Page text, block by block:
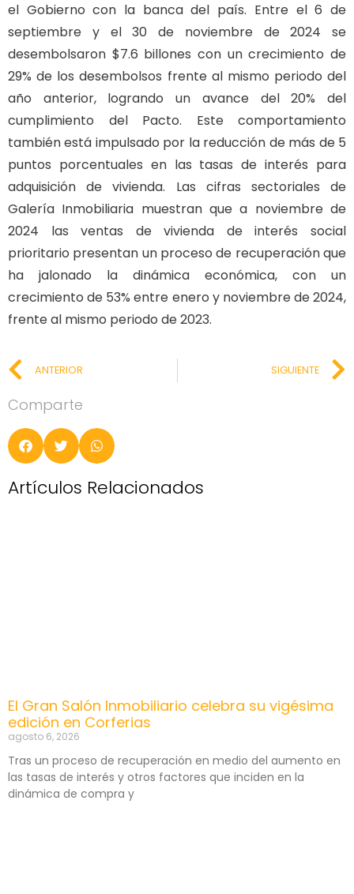
el Gobierno con la banca del país. Entre el 6 de
septiembre y el 30 de noviembre de 2024 se
desembolsaron $7.6 billones con un crecimiento de
29% de los desembolsos frente al mismo periodo del
año anterior, logrando un avance del 20% del
cumplimiento del Pacto. Este comportamiento
también está impulsado por la reducción de más de 5
puntos porcentuales en las tasas de interés para
adquisición de vivienda. Las cifras sectoriales de
Galería Inmobiliaria muestran que a noviembre de
2024 las ventas de vivienda de interés social
prioritario presentan un proceso de recuperación que
ha jalonado la dinámica económica, con un
crecimiento de 53% entre enero y noviembre de 2024,
frente al mismo periodo de 2023.
ANTERIOR SIGUIENTE
Comparte
Artículos Relacionados
El Gran Salón Inmobiliario celebra su vigésima
edición en Corferias
agosto 6, 2026
Tras un proceso de recuperación en medio del aumento en
las tasas de interés y otros factores que inciden en la
dinámica de compra y